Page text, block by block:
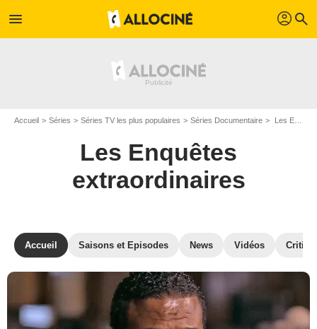
menu profil search
Accueil Séries Séries TV les plus populaires Séries Documentaire Les Enquêtes extraordinaires
Les Enquêtes
extraordinaires
Accueil Saisons et Episodes News Vidéos